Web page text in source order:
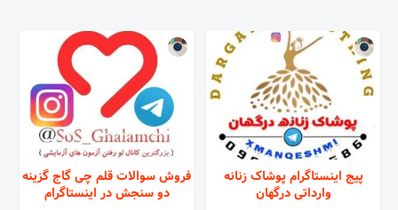
پیج اینستاگرام پوشاک زنانه
وارداتی درگهان
فروش سوالات قلم چی گاج گزینه
دو سنجش در اینستاگرام